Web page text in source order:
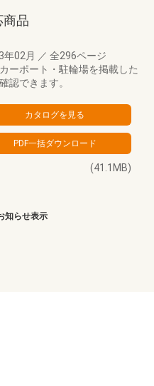
商品
年02月 ／ 全296ページ
ーポート・駐輪場を掲載した
認できます。
(41.1MB)
知らせ表示